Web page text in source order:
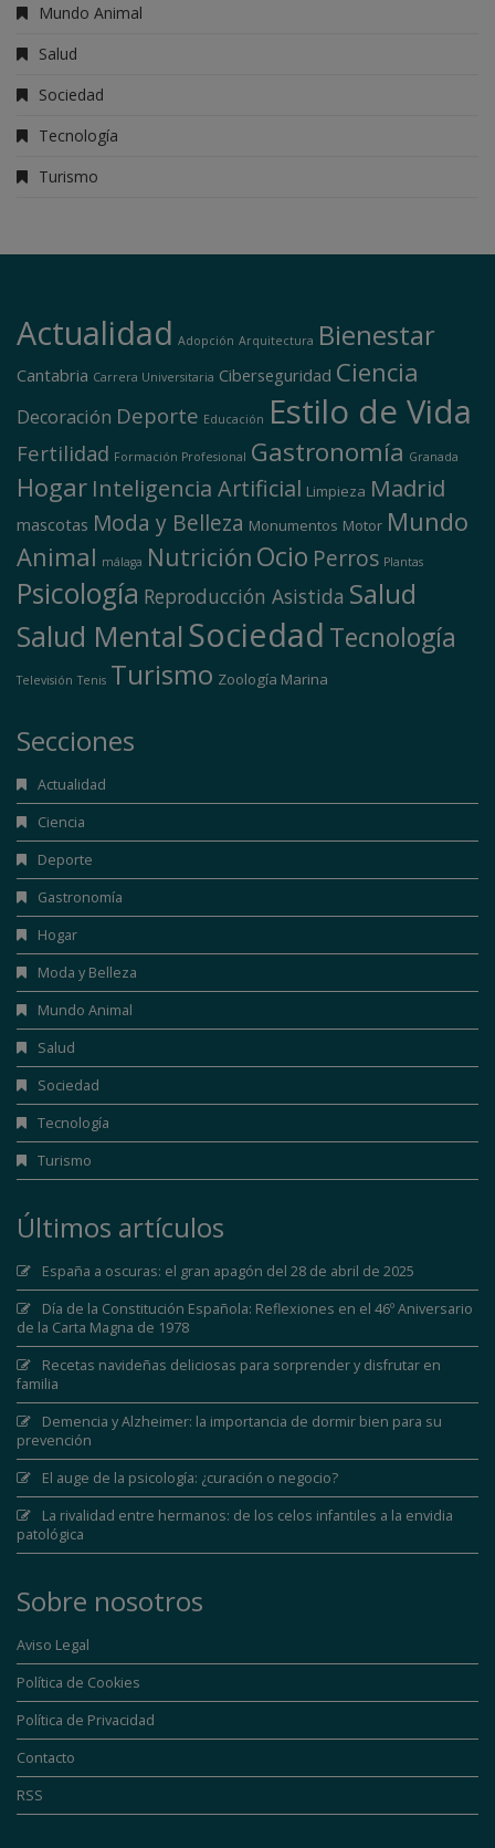
Mundo Animal
Salud
Sociedad
Tecnología
Turismo
Actualidad Adopción Arquitectura Bienestar
Cantabria Carrera Universitaria Ciberseguridad Ciencia
Decoración Deporte Educación Estilo de Vida
Fertilidad Formación Profesional Gastronomía Granada
Hogar Inteligencia Artificial Limpieza Madrid
mascotas Moda y Belleza Monumentos Motor Mundo
Animal málaga Nutrición Ocio Perros Plantas
Psicología Reproducción Asistida Salud
Salud Mental Sociedad Tecnología
Televisión Tenis Turismo Zoología Marina
Secciones
Actualidad
Ciencia
Deporte
Gastronomía
Hogar
Moda y Belleza
Mundo Animal
Salud
Sociedad
Tecnología
Turismo
Últimos artículos
España a oscuras: el gran apagón del 28 de abril de 2025
Día de la Constitución Española: Reflexiones en el 46º Aniversario
de la Carta Magna de 1978
Recetas navideñas deliciosas para sorprender y disfrutar en
familia
Demencia y Alzheimer: la importancia de dormir bien para su
prevención
El auge de la psicología: ¿curación o negocio?
La rivalidad entre hermanos: de los celos infantiles a la envidia
patológica
Sobre nosotros
Aviso Legal
Política de Cookies
Política de Privacidad
Contacto
RSS